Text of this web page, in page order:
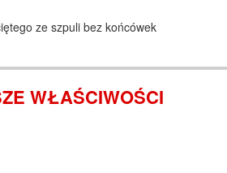
ze szpuli bez końcówek
WŁAŚCIWOŚCI